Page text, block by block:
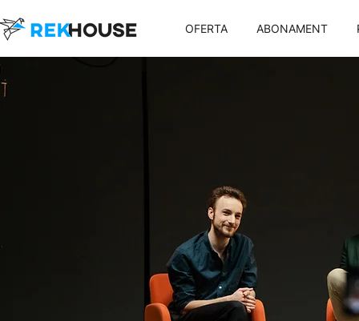
OFERTA ABONAMENT